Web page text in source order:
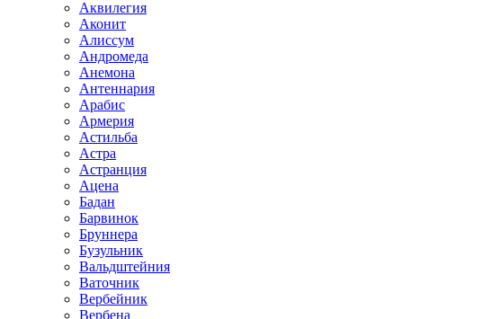
Аквилегия
Аконит
Алиссум
Андромеда
Анемона
Антеннария
Арабис
Армерия
Астильба
Астра
Астранция
Ацена
Бадан
Барвинок
Бруннера
Бузульник
Вальдштейния
Ваточник
Вербейник
Вербена